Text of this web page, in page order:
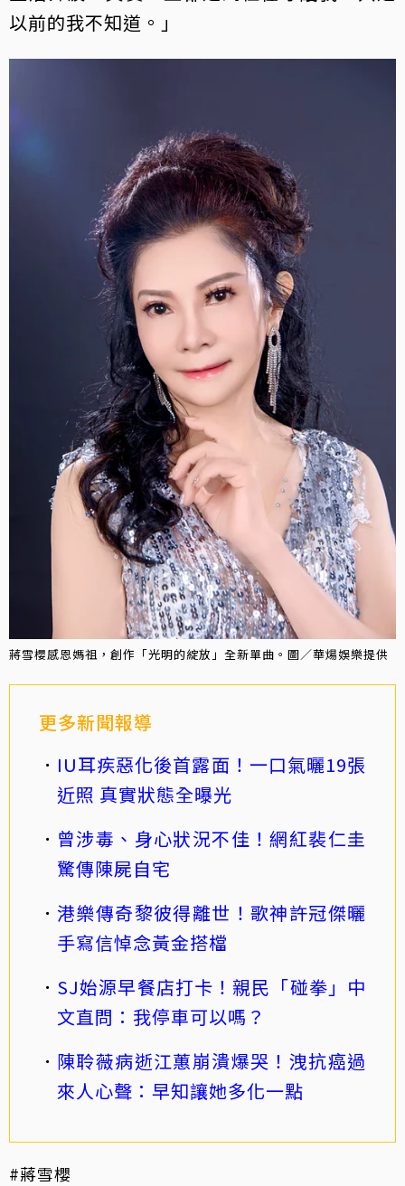
以前的我不知道。」
蔣雪櫻感恩媽祖，創作「光明的綻放」全新單曲。圖／華煬娛樂提供
更多新聞報導
IU耳疾惡化後首露面！一口氣曬19張
近照 真實狀態全曝光
曾涉毒、身心狀況不佳！網紅裴仁圭
驚傳陳屍自宅
港樂傳奇黎彼得離世！歌神許冠傑曬
手寫信悼念黃金搭檔
SJ始源早餐店打卡！親民「碰拳」中
文直問：我停車可以嗎？
陳聆薇病逝江蕙崩潰爆哭！洩抗癌過
來人心聲：早知讓她多化一點
#蔣雪櫻